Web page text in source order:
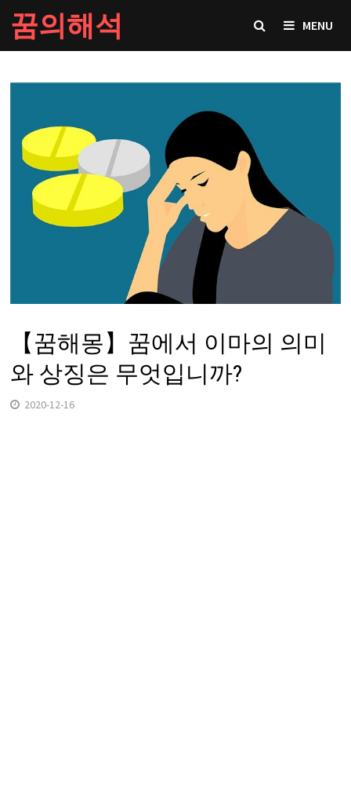
Skip
to
content
꿈의해석 MENU
【꿈해몽】꿈에서 이마의 의미
와 상징은 무엇입니까?
2020-12-16